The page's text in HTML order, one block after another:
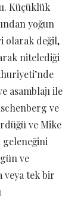
Küçüklük
yoğun
olarak değil,
nitelediği
asamblajı ile
ve
ve Mike
ve
veya tek bir